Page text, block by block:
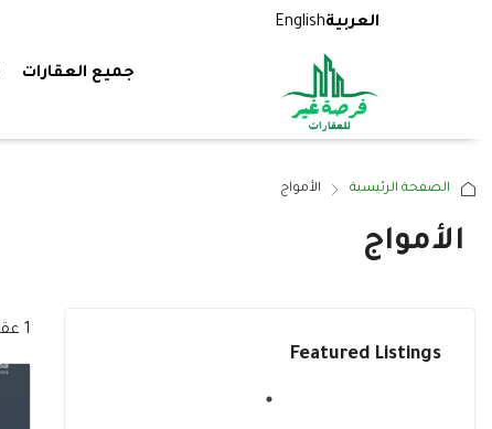
العربيةEnglish
جميع العقارات
الصفحة الرئيسية الأمواج
الأمواج
1 عقار
Featured Listings